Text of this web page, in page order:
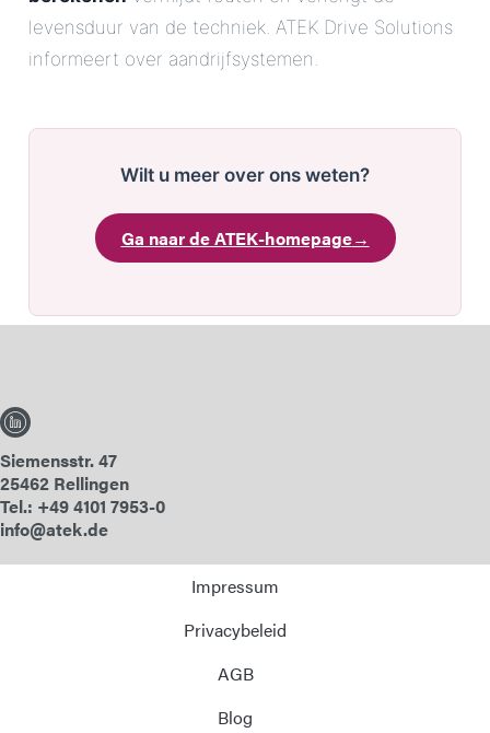
levensduur van de techniek. ATEK Drive Solutions
informeert over aandrijfsystemen.
Wilt u meer over ons weten?
Ga naar de ATEK-homepage→
Siemensstr. 47
25462 Rellingen
Tel.: +49 4101 7953-0
info@atek.de
Impressum
Privacybeleid
AGB
Blog